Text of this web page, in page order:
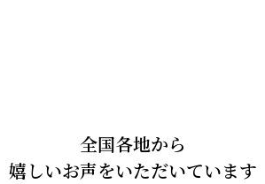
全国各地から
嬉しいお声をいただいています